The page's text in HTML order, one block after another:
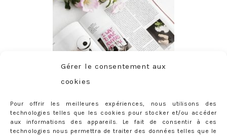
Gérer le consentement aux
cookies
Pour offrir les meilleures expériences, nous utilisons des
technologies telles que les cookies pour stocker et/ou accéder
aux informations des appareils. Le fait de consentir à ces
technologies nous permettra de traiter des données telles que le